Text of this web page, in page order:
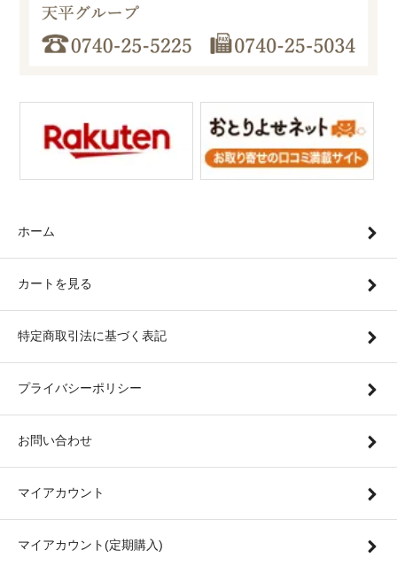
ホーム
カートを見る
特定商取引法に基づく表記
プライバシーポリシー
お問い合わせ
マイアカウント
マイアカウント(定期購入)